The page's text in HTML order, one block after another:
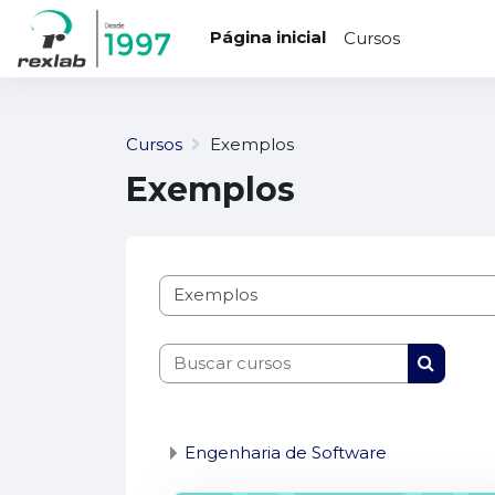
Ir para o conteúdo principalPágina inicial Cursos
Cursos Exemplos
Exemplos
Categorias de Cursos
Buscar cursos
Buscar
Engenharia de Software